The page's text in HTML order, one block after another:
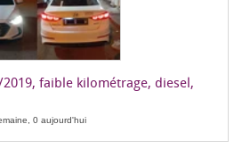
faible kilométrage, diesel,
0 aujourd'hui